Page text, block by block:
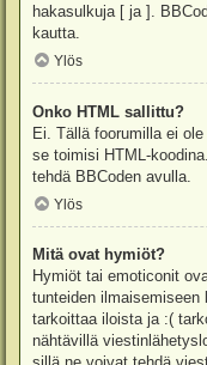
hakasulkuja [ ja ].
kautta.
Ylös
Onko HTML sallittu?
Ei. Tällä foorumilla ei
se toimisi HTML-
tehdä BBCoden avulla.
Ylös
Mitä ovat hymiöt?
Hymiöt tai emoticonit
tunteiden
tarkoittaa iloista ja :(
nähtävillä